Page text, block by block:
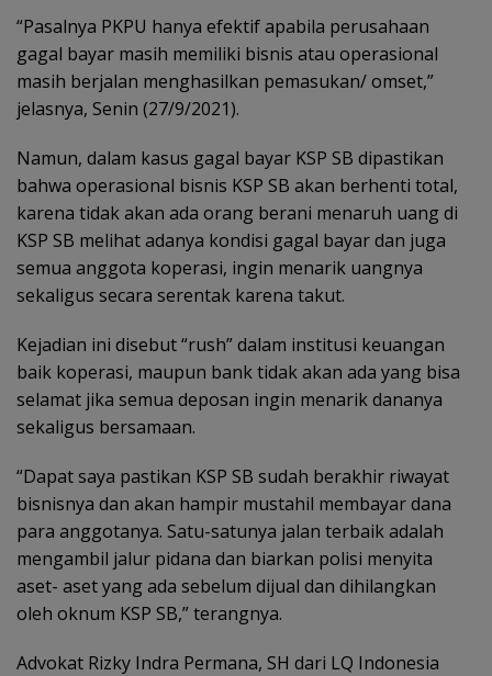
“Pasalnya PKPU hanya efektif apabila perusahaan
gagal bayar masih memiliki bisnis atau operasional
masih berjalan menghasilkan pemasukan/ omset,”
jelasnya, Senin (27/9/2021).
Namun, dalam kasus gagal bayar KSP SB dipastikan
bahwa operasional bisnis KSP SB akan berhenti total,
karena tidak akan ada orang berani menaruh uang di
KSP SB melihat adanya kondisi gagal bayar dan juga
semua anggota koperasi, ingin menarik uangnya
sekaligus secara serentak karena takut.
Kejadian ini disebut “rush” dalam institusi keuangan
baik koperasi, maupun bank tidak akan ada yang bisa
selamat jika semua deposan ingin menarik dananya
sekaligus bersamaan.
“Dapat saya pastikan KSP SB sudah berakhir riwayat
bisnisnya dan akan hampir mustahil membayar dana
para anggotanya. Satu-satunya jalan terbaik adalah
mengambil jalur pidana dan biarkan polisi menyita
aset- aset yang ada sebelum dijual dan dihilangkan
oleh oknum KSP SB,” terangnya.
Advokat Rizky Indra Permana, SH dari LQ Indonesia